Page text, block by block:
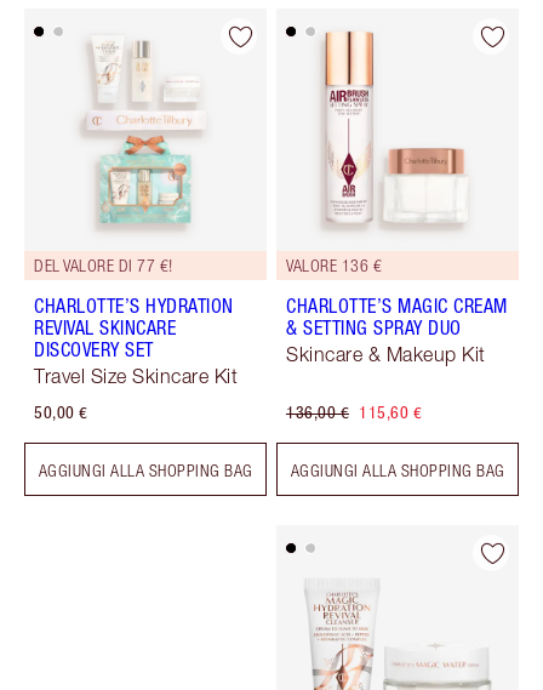
DEL VALORE DI 77 €!
CHARLOTTE’S HYDRATION
REVIVAL SKINCARE
DISCOVERY SET
Travel Size Skincare Kit
50,00 €
AGGIUNGI ALLA SHOPPING BAG
VALORE 136 €
CHARLOTTE’S MAGIC CREAM
& SETTING SPRAY DUO
Skincare & Makeup Kit
136,00 € 115,60 €
AGGIUNGI ALLA SHOPPING BAG